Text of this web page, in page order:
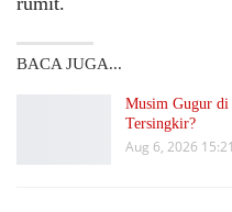
BACA JUGA...
Musim Gugur di
Tersingkir?
Aug 6, 2026 15:21